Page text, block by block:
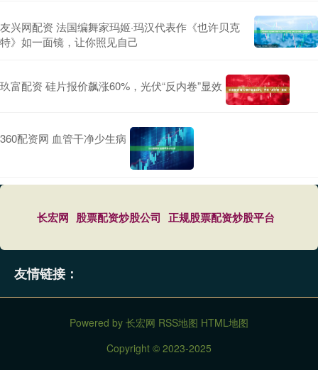
友兴网配资 法国编舞家玛姬·玛汉代表作《也许贝克
特》如一面镜，让你照见自己
玖富配资 硅片报价飙涨60%，光伏“反内卷”显效
360配资网 血管干净少生病
长宏网 股票配资炒股公司 正规股票配资炒股平台
友情链接：
Powered by 长宏网 RSS地图 HTML地图
Copyright © 2023-2025